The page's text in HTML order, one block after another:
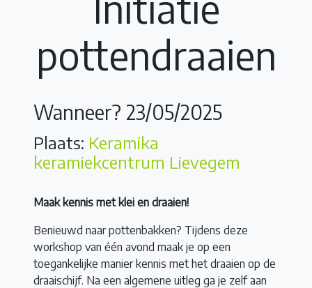
pottendraaien
Wanneer? 23/05/2025
Plaats: Keramika
keramiekcentrum Lievegem
Maak kennis met klei en draaien!
Benieuwd naar pottenbakken? Tijdens deze
workshop van één avond maak je op een
toegankelijke manier kennis met het draaien op de
draaischijf. Na een algemene uitleg ga je zelf aan